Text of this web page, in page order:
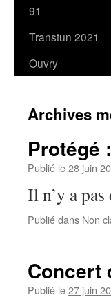
91
Transtun 2021
Ouvry
Archives
Protégé
Publié le28 juin
Il n’y a
Publié dans Non
Concert
Publié le27 juin